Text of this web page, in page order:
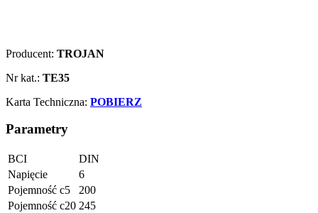
Producent: TROJAN
Nr kat.: TE35
Karta Techniczna: POBIERZ
Parametry
BCI
DIN
Napięcie
6
Pojemność c5
200
Pojemność c20 245